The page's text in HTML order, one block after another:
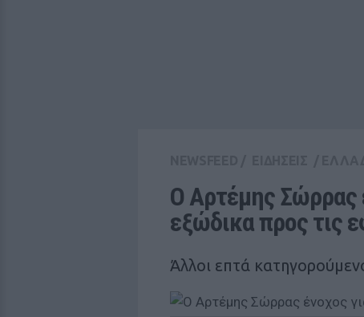
Ο Αρτέμης Σώρρας
εξώδικα προς τις
Άλλοι επτά